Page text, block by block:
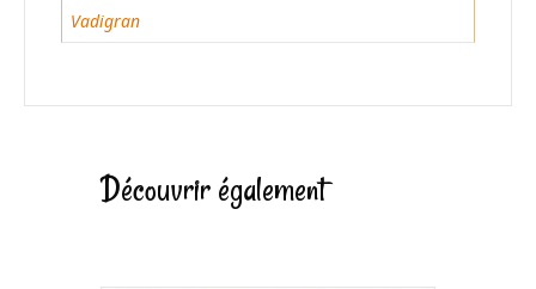
Vadigran
Découvrir également